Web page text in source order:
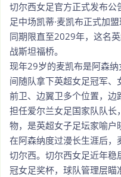
切尔西女足官方正式发布
足中场凯蒂·麦凯布正式加
同期限直至2029年，这名
战斯坦福桥。
现年29岁的麦凯布是阿森
间随队拿下英超女足冠军
前卫、边翼卫多个位置，
担任爱尔兰女足国家队队
物，是英超女子足坛家喻户
在阿森纳度过漫长生涯后
切尔西。切尔西女足近年
冠女足奖杯，球队管理层